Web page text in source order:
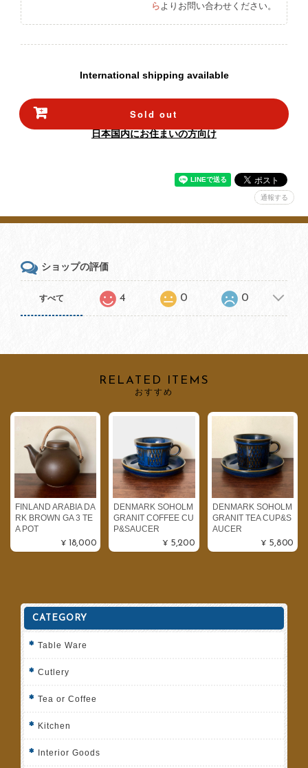
らよりお問い合わせください。
International shipping available
Sold out
日本国内にお住まいの方向け
通報する
ショップの評価
すべて 4 0 0
RELATED ITEMS
おすすめ
FINLAND ARABIA DA
RK BROWN GA 3 TE
A POT
¥18,000
DENMARK SOHOLM
GRANIT COFFEE CU
P&SAUCER
¥5,200
DENMARK SOHOLM
GRANIT TEA CUP&S
AUCER
¥5,800
CATEGORY
Table Ware
Cutlery
Tea or Coffee
Kitchen
Interior Goods